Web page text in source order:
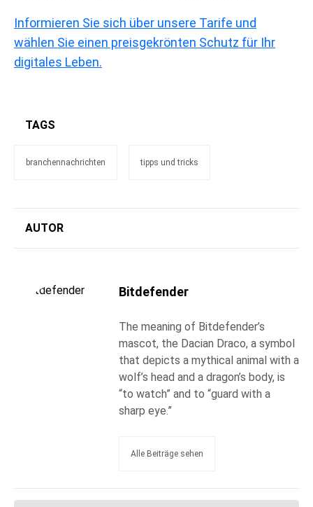
Informieren Sie sich über unsere Tarife und
wählen Sie einen preisgekrönten Schutz für Ihr
digitales Leben.
TAGS
branchennachrichten tipps und tricks
AUTOR
Bitdefender
The meaning of Bitdefender’s
mascot, the Dacian Draco, a symbol
that depicts a mythical animal with a
wolf’s head and a dragon’s body, is
“to watch” and to “guard with a
sharp eye.”
Alle Beiträge sehen